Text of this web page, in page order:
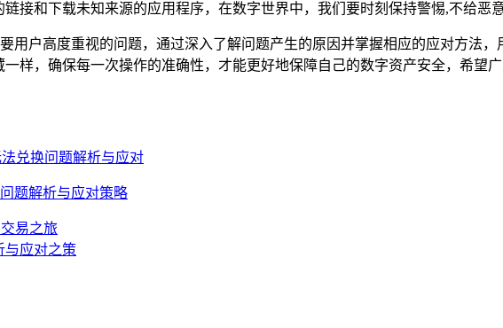
接和下载未知来源的应用程序，在数字世界中，我们要时刻保持警惕,不给恶
用户高度重视的问题，通过深入了解问题产生的原因并掌握相应的应对方法
样，确保每一次操作的准确性，才能更好地保障自己的数字资产安全，希望
兑换问题解析与应对
题解析与应对策略
易之旅
与应对之策